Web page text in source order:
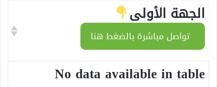
الجهة الأولى
تواصل مباشرة بالضغط هنا
No data available in table